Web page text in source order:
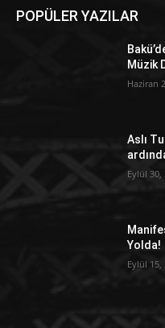
POPÜLER YAZILAR
Müzik
Haziran
Aslı
Eylül 30,
Yolda!
Eylül 15,